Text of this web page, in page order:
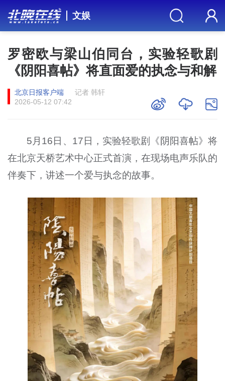
文娱
罗密欧与梁山伯同台，实验轻歌剧
《阴阳喜帖》将直面爱的执念与和解
北京日报客户端
记者 韩轩
2026-05-12 07:42
5月16日、17日，实验轻歌剧《阴阳喜帖》将
在北京天桥艺术中心正式首演，在现场电声乐队的
伴奏下，讲述一个爱与执念的故事。